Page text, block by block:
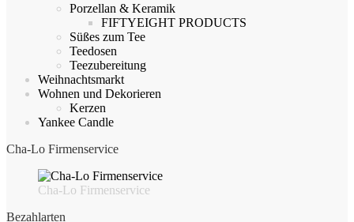
Porzellan & Keramik
FIFTYEIGHT PRODUCTS
Süßes zum Tee
Teedosen
Teezubereitung
Weihnachtsmarkt
Wohnen und Dekorieren
Kerzen
Yankee Candle
Cha-Lo Firmenservice
Cha-Lo Firmenservice
Bezahlarten